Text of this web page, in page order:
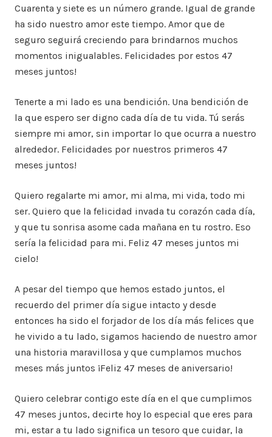
Cuarenta y siete es un número grande. Igual de grande
ha sido nuestro amor este tiempo. Amor que de
seguro seguirá creciendo para brindarnos muchos
momentos inigualables. Felicidades por estos 47
meses juntos!
Tenerte a mi lado es una bendición. Una bendición de
la que espero ser digno cada día de tu vida. Tú serás
siempre mi amor, sin importar lo que ocurra a nuestro
alrededor. Felicidades por nuestros primeros 47
meses juntos!
Quiero regalarte mi amor, mi alma, mi vida, todo mi
ser. Quiero que la felicidad invada tu corazón cada día,
y que tu sonrisa asome cada mañana en tu rostro. Eso
sería la felicidad para mi. Feliz 47 meses juntos mi
cielo!
A pesar del tiempo que hemos estado juntos, el
recuerdo del primer día sigue intacto y desde
entonces ha sido el forjador de los día más felices que
he vivido a tu lado, sigamos haciendo de nuestro amor
una historia maravillosa y que cumplamos muchos
meses más juntos ¡Feliz 47 meses de aniversario!
Quiero celebrar contigo este día en el que cumplimos
47 meses juntos, decirte hoy lo especial que eres para
mi, estar a tu lado significa un tesoro que cuidar, la